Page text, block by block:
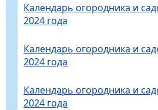
Календарь огородника и
2024 года
Календарь огородника и
2024 года
Календарь огородника и
2024 года